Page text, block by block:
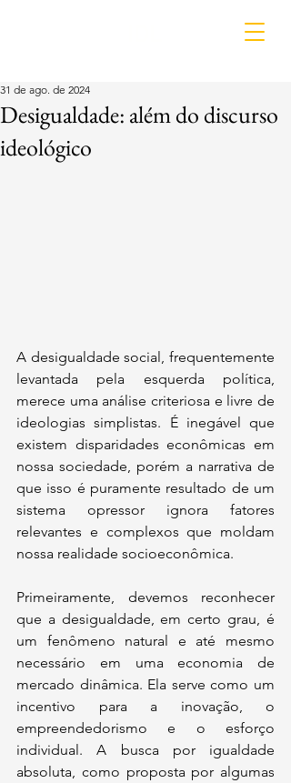
Desigualdade: além do discurso
ideológico
31 de ago. de 2024
A desigualdade social, frequentemente
levantada pela esquerda política,
merece uma análise criteriosa e livre de
ideologias simplistas. É inegável que
existem disparidades econômicas em
nossa sociedade, porém a narrativa de
que isso é puramente resultado de um
sistema opressor ignora fatores
relevantes e complexos que moldam
nossa realidade socioeconômica.
Primeiramente, devemos reconhecer
que a desigualdade, em certo grau, é
um fenômeno natural e até mesmo
necessário em uma economia de
mercado dinâmica. Ela serve como um
incentivo para a inovação, o
empreendedorismo e o esforço
individual. A busca por igualdade
absoluta, como proposta por algumas